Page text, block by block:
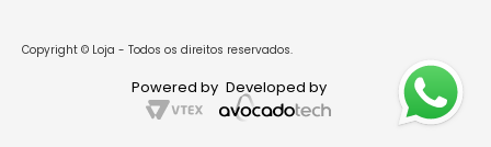
Copyright © Loja - Todos os direitos reservados.
Powered by Developed by